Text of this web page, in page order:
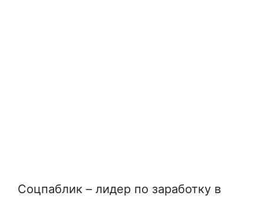
Соцпаблик – лидер по заработку в